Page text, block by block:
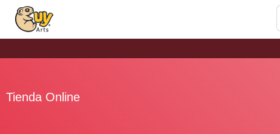
Tienda Online